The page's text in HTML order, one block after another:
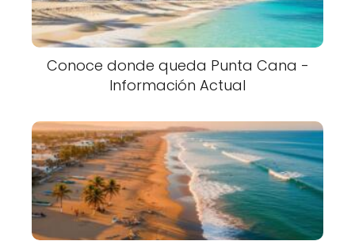
Conoce donde queda Punta Cana -
Información Actual